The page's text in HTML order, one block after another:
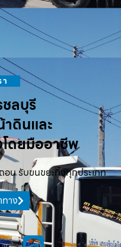
ลบุรี
ดินและ
ดยมืออาชีพ
อน รับขนขยะทิ้งทุกประเภท
าง